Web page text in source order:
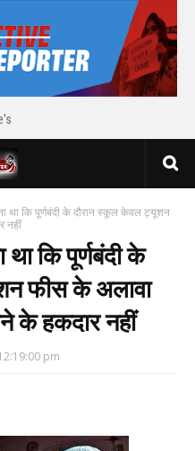
था कि पूर्णबंदी के दौरान स्कूल केवल ट्यूशन
नहीं
कि पूर्णबंदी के
फीस के अलावा
के हकदार नहीं
pm